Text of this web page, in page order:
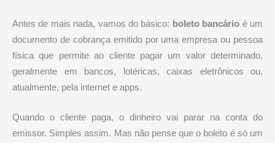
Antes de mais nada, vamos do básico: boleto bancário é um
documento de cobrança emitido por uma empresa ou pessoa
física que permite ao cliente pagar um valor determinado,
geralmente em bancos, lotéricas, caixas eletrônicos ou,
atualmente, pela internet e apps.
Quando o cliente paga, o dinheiro vai parar na conta do
emissor. Simples assim. Mas não pense que o boleto é só um